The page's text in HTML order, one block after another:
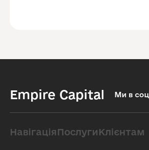
Empire Capital Ми в
НавігаціяПослугиКлієнтам